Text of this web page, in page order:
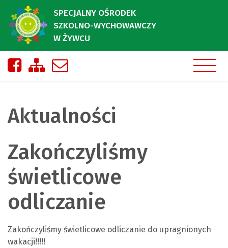
SPECJALNY OŚRODEK
SZKOLNO-WYCHOWAWCZY
W ŻYWCU
Nasza strona na Facebooku
Zobacz mapę strony
Aktualności
Zakończyliśmy
świetlicowe
odliczanie
Zakończyliśmy świetlicowe odliczanie do upragnionych
wakacji!!!!!